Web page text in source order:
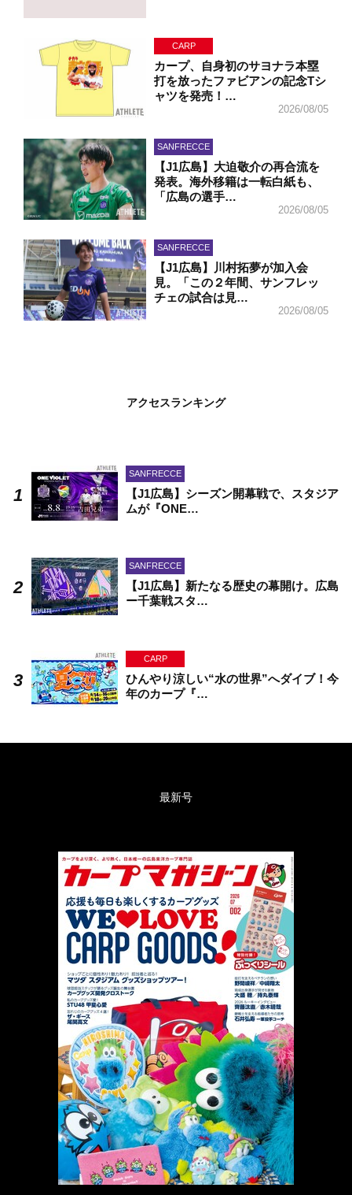
CARP
カープ、自身初のサヨナラ本塁
打を放ったファビアンの記念Tシ
ャツを発売！…
2026/08/05
SANFRECCE
【J1広島】大迫敬介の再合流を
発表。海外移籍は一転白紙も、
「広島の選手…
2026/08/05
SANFRECCE
【J1広島】川村拓夢が加入会
見。「この２年間、サンフレッ
チェの試合は見…
2026/08/05
アクセスランキング
SANFRECCE
【J1広島】シーズン開幕戦で、スタジア
ムが『ONE…
SANFRECCE
【J1広島】新たなる歴史の幕開け。広島
ー千葉戦スタ…
CARP
ひんやり涼しい“水の世界”へダイブ！今
年のカープ『…
最新号